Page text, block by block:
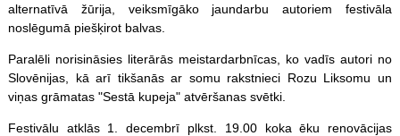
alternatīvā žūrija, veiksmīgāko jaundarbu autoriem festivāla
noslēgumā piešķirot balvas.
Paralēli norisināsies literārās meistardarbnīcas, ko vadīs autori no
Slovēnijas, kā arī tikšanās ar somu rakstnieci Rozu Liksomu un
viņas grāmatas "Sestā kupeja" atvēršanas svētki.
Festivālu atklās 1. decembrī plkst. 19.00 koka ēku renovācijas